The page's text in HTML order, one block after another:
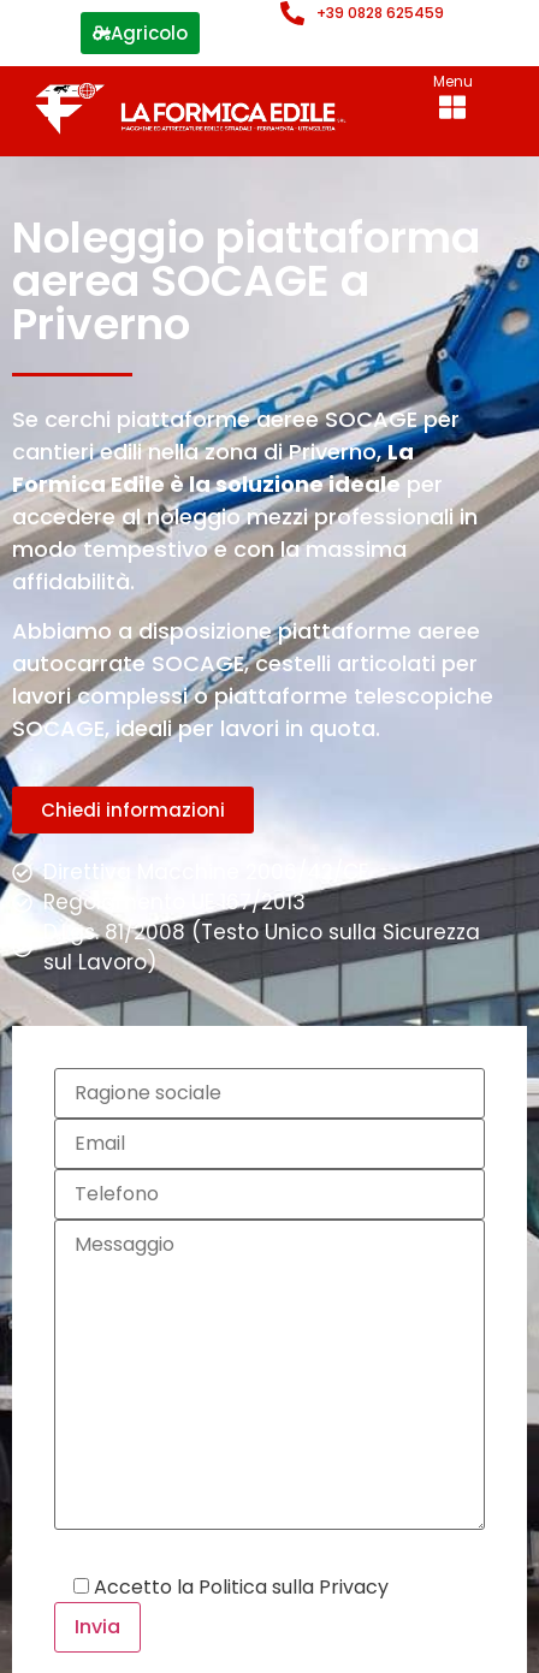
Agricolo
+39 0828 625459
Menu
Noleggio piattaforma
aerea SOCAGE a
Priverno
Se cerchi piattaforme aeree SOCAGE per
cantieri edili nella zona di Priverno,La
Formica Edile è la soluzione idealeper
accedere al noleggio mezzi professionali in
modo tempestivo e con la massima
affidabilità.
Abbiamo a disposizione piattaforme aeree
autocarrate SOCAGE, cestelli articolati per
lavori complessi o piattaforme telescopiche
SOCAGE, ideali per lavori in quota.
Chiedi informazioni
Direttiva Macchine 2006/42/CE
Regolamento UE 167/2013
D.Lgs. 81/2008 (Testo Unico sulla Sicurezza
sul Lavoro)
Accetto la Politica sulla Privacy